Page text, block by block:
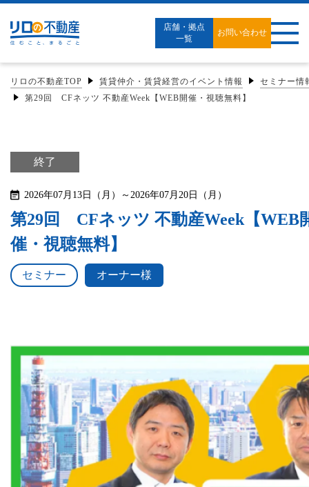
店舗・拠点
一覧
お問い合わせ
リロの不動産TOP 賃貸仲介・賃貸経営のイベント情報
セミナー情
第29回 CFネッツ 不動産Week【WEB開催・視聴無料】
終了
2026年07月13日（月）～2026年07月20日（月）
第29回 CFネッツ 不動産Week【WEB
催・視聴無料】
セミナー オーナー様